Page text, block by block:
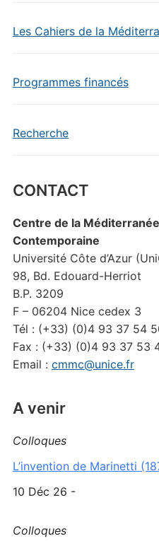
Les Cahiers de la
Programmes financés
Recherche
CONTACT
Centre de la
Contemporaine
Université Côte d’Azur
98, Bd. Edouard-Herriot
B.P. 3209
F – 06204 Nice cedex 3
Tél : (+33) (0)4 93 37 54
Fax : (+33) (0)4 93 37 53
Email : cmmc@unice.fr
A venir
Colloques
L’invention de Marinetti
10 Déc 26 -
Colloques